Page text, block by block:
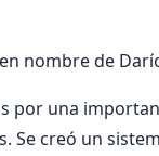
nombre de
por una
Se creó un